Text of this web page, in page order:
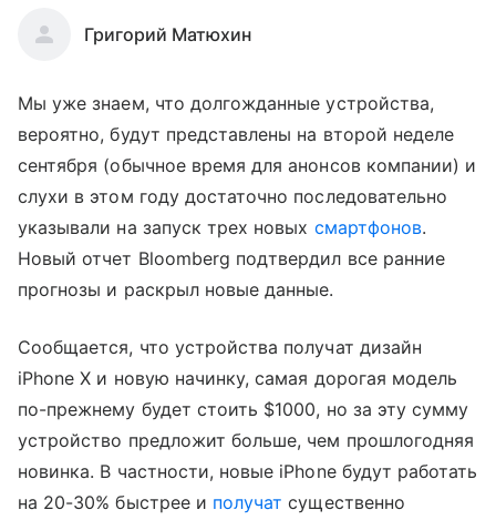
Григорий Матюхин
Мы уже знаем, что долгожданные устройства,
вероятно, будут представлены на второй неделе
сентября (обычное время для анонсов компании) и
слухи в этом году достаточно последовательно
указывали на запуск трех новых смартфонов.
Новый отчет Bloomberg подтвердил все ранние
прогнозы и раскрыл новые данные.
Сообщается, что устройства получат дизайн
iPhone X и новую начинку, самая дорогая модель
по-прежнему будет стоить $1000, но за эту сумму
устройство предложит больше, чем прошлогодняя
новинка. В частности, новые iPhone будут работать
на 20-30% быстрее и получат существенно